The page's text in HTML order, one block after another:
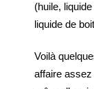
(huile,
liquide de
Voilà
affaire assez